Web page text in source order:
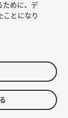
ために、デ
とになり